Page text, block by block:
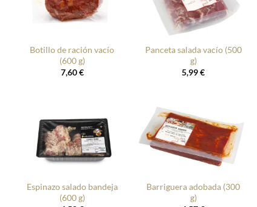
Botillo de ración vacío
(600 g)
7,60€
Panceta salada vacío (500
g)
5,99€
Espinazo salado bandeja
(600 g)
Barriguera adobada (300
g)